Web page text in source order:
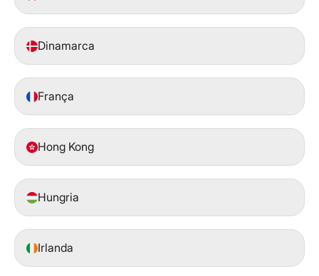
Dinamarca
França
Hong Kong
Hungria
Irlanda